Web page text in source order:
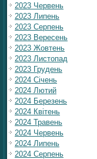
2023 Червень
2023 Липень
2023 Серпень
2023 Вересень
2023 Жовтень
2023 Листопад
2023 Грудень
2024 Січень
2024 Лютий
2024 Березень
2024 Квітень
2024 Травень
2024 Червень
2024 Липень
2024 Серпень